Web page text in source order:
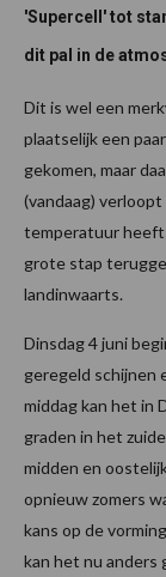
'Supercell' tot
dit pal in de
Dit is wel een
plaatselijk een
gekomen, maar
(vandaag)
temperatuur heeft
grote stap
landinwaarts.
Dinsdag 4 juni
geregeld schijnen
middag kan het in
graden in het
midden en
opnieuw zomers
kans op de
kan het nu anders